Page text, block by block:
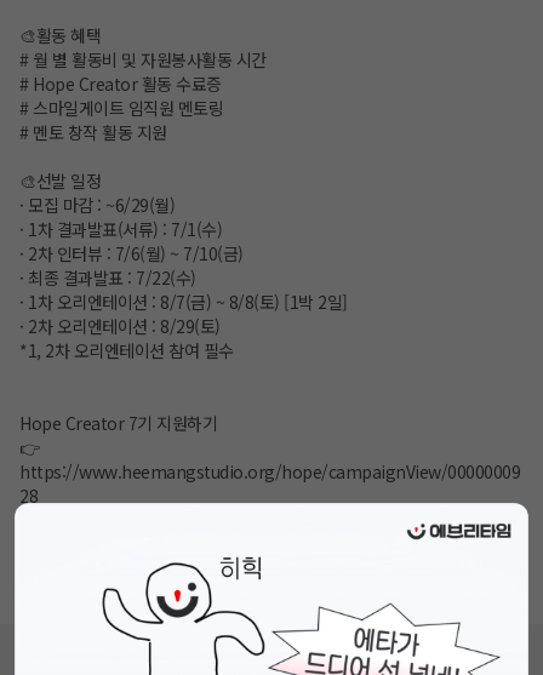
🎨활동 혜택
# 월 별 활동비 및 자원봉사활동 시간
# Hope Creator 활동 수료증
# 스마일게이트 임직원 멘토링
# 멘토 창작 활동 지원
🎨선발 일정
· 모집 마감 : ~6/29(월)
· 1차 결과발표(서류) : 7/1(수)
· 2차 인터뷰 : 7/6(월) ~ 7/10(금)
· 최종 결과발표 : 7/22(수)
· 1차 오리엔테이션 : 8/7(금) ~ 8/8(토) [1박 2일]
· 2차 오리엔테이션 : 8/29(토)
*1, 2차 오리엔테이션 참여 필수
Hope Creator 7기 지원하기
👉
https://www.heemangstudio.org/hope/campaignView/00000009
28
👉 Hope Creator 카카오톡 채널
https://pf.kakao.com/_QGMExj/chat